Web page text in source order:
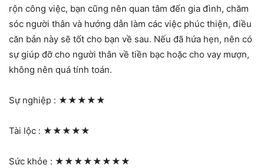
rộn công việc, bạn cũng nên quan tâm đến gia đình, chăm
sóc người thân và hướng dẫn làm các việc phúc thiện, điều
căn bản này sẽ tốt cho bạn về sau. Nếu đã hứa hẹn, nên có
sự giúp đỡ cho người thân về tiền bạc hoặc cho vay mượn,
không nên quá tính toán.
Sự nghiệp : ★★★★★
Tài lộc : ★★★★★
Sức khỏe : ★★★★★★★★